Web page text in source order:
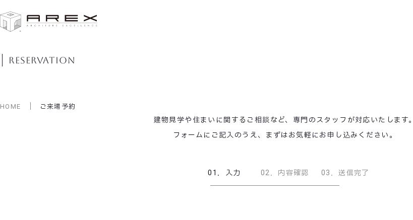
ご来場予約
reservation
HOME ご来場予約
建物見学や住まいに関するご相談など、 専門のスタッフが対応いたします。
フォームにご記入のうえ、 まずはお気軽にお申し込みください。
01 入力 02 内容確認 03 ．送信完了